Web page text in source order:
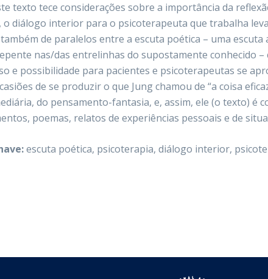
texto tece considerações sobre a importância da
o diálogo interior para o psicoterapeuta que trabalha
de paralelos entre a escuta poética – uma
nas/das entrelinhas do supostamente conhecido
e possibilidade para pacientes e psicoterapeutas se
de se produzir o que Jung chamou de “a coisa
do pensamento-fantasia, e, assim, ele (o texto) é
poemas, relatos de experiências pessoais e de
escuta poética, psicoterapia, diálogo interior,